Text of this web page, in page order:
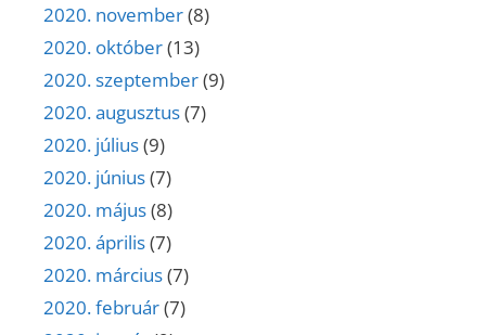
2020. november(8)
2020. október(13)
2020. szeptember(9)
2020. augusztus(7)
2020. július(9)
2020. június(7)
2020. május(8)
2020. április(7)
2020. március(7)
2020. február(7)